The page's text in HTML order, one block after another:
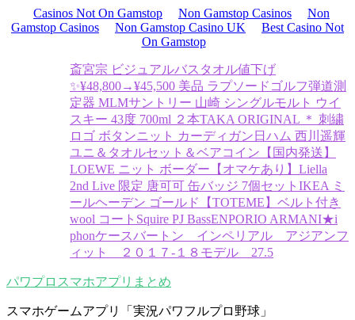
Casinos Not On Gamstop Non Gamstop Casinos
Non
Gamstop Casinos
Non Gamstop Casino UK
Best Casino Not
On Gamstop
斎宮宗 ビジュアルバスタオル値下げ
✨¥48,800→¥45,500 美品 ラプソードゴルフ弾道測
定器 MLMサントリー 山崎 シングルモルト ウイ
スキー 43度 700ml ２本TAKA ORIGINAL ＊ 刺繍
ロゴ ボタンニット カーディガン 日ハム 西川遥輝
ユニ＆タオルセット＆ベアコイン 【国内発送】
LOEWE ニット ボーダー 【オマケあり】Liella
2nd Live 限定 唐可可 缶バッジ 7個セット IKEA ミ
ールヘーデン ゴールド
【TOTEME】ベルト付き
wool コート Squire PJ BassENPORIO ARMANI★i
phonケースバートン インペリアル アジアンフ
ィット ２０１７-１８モデル 27.5
パワプロスマホアプリまとめ
スマホゲームアプリ「実況パワフルプロ野球」